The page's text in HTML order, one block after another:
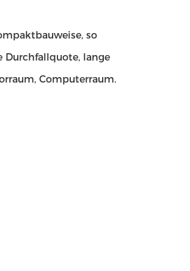
so
Durchfallquote, lange
Computerraum.